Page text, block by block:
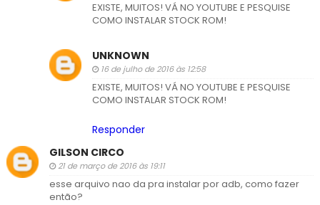
EXISTE, MUITOS! VÁ NO YOUTUBE E PESQUISE
COMO INSTALAR STOCK ROM!
UNKNOWN
16 de julho de 2016 às 12:58
EXISTE, MUITOS! VÁ NO YOUTUBE E PESQUISE
COMO INSTALAR STOCK ROM!
Responder
GILSON CIRCO
21 de março de 2016 às 19:11
esse arquivo nao da pra instalar por adb, como fazer
então?